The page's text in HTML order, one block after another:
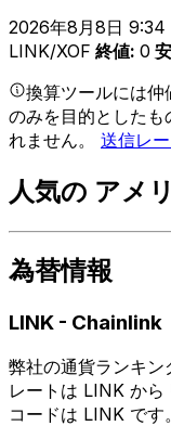
2026年8月8日
LINK/XOF 終値: 0
換算ツールには
のみを目的としたも
れません。 送信レ
人気の アメ
為替情報
LINK - Chainlink
弊社の通貨ランキ
レートは LINK か
コードは LINK です。